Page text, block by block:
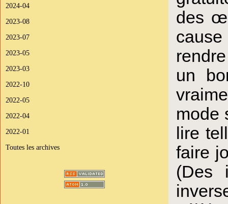
2024-04
2023-08
2023-07
2023-05
2023-03
2022-10
2022-05
2022-04
2022-01
Toutes les archives
des
un
mode
lire
faire
(Des